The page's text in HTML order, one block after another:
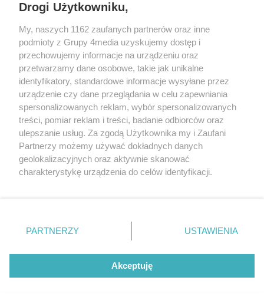
+48 52 5812666
O nas Reklama Regulamin
Kontakt
Wydarzenia
Ogłoszenia Katalog firm
Zapisz się do newslettera
Dołącz do grona ludzi najlepiej poinformowanych!
Zapisz się »
Drogi Użytkowniku,
My, naszych 1162 zaufanych partnerów oraz inne
podmioty z Grupy 4media uzyskujemy dostęp i
przechowujemy informacje na urządzeniu oraz
przetwarzamy dane osobowe, takie jak unikalne
identyfikatory, standardowe informacje wysyłane przez
urządzenie czy dane przeglądania w celu zapewniania
spersonalizowanych reklam, wybór spersonalizowanych
treści, pomiar reklam i treści, badanie odbiorców oraz
ulepszanie usług. Za zgodą Użytkownika my i Zaufani
Partnerzy możemy używać dokładnych danych
geolokalizacyjnych oraz aktywnie skanować
charakterystykę urządzenia do celów identyfikacji.
zmienić/wycofać klikając przycisk ustawień prywatności
znajdujący się w lewym dolnym rogu strony
. Niektóre
użytkownika, ale masz prawo sprzeciwić się takiemu
przetwarzaniu. Preferencje będą miały zastosowania tylko
PARTNERZY USTAWIENIA
Akceptuję